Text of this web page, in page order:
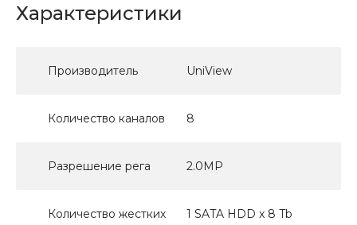
Характеристики
Производитель UniView
Количество каналов 8
Разрешение рега 2.0MP
Количество жестких 1 SATA HDD x 8 Tb